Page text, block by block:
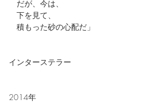
だが、今は、
下を見て、
積もった砂の心配だ」
インターステラー
2014年